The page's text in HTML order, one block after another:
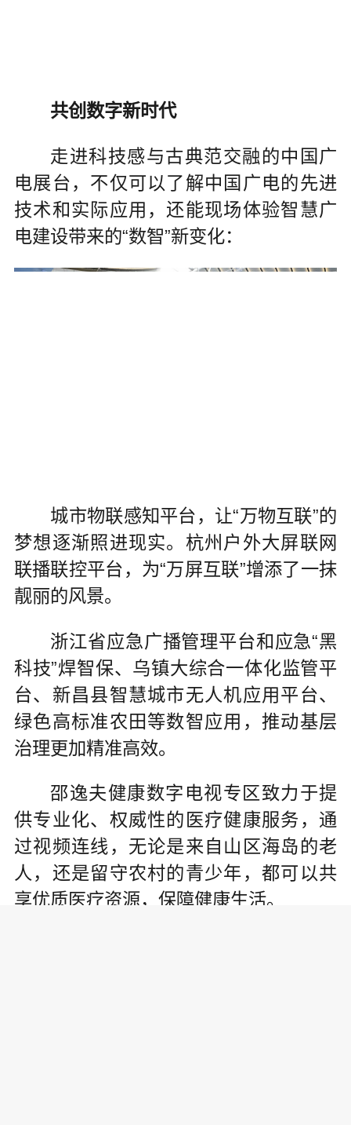
共创数字新时代
走进科技感与古典范交融的中国广
电展台，不仅可以了解中国广电的先进
技术和实际应用，还能现场体验智慧广
电建设带来的“数智”新变化：
城市物联感知平台，让“万物互联”的
梦想逐渐照进现实。杭州户外大屏联网
联播联控平台，为“万屏互联”增添了一抹
靓丽的风景。
浙江省应急广播管理平台和应急“黑
科技”焊智保、乌镇大综合一体化监管平
台、新昌县智慧城市无人机应用平台、
绿色高标准农田等数智应用，推动基层
治理更加精准高效。
邵逸夫健康数字电视专区致力于提
供专业化、权威性的医疗健康服务，通
过视频连线，无论是来自山区海岛的老
人，还是留守农村的青少年，都可以共
享优质医疗资源，保障健康生活。